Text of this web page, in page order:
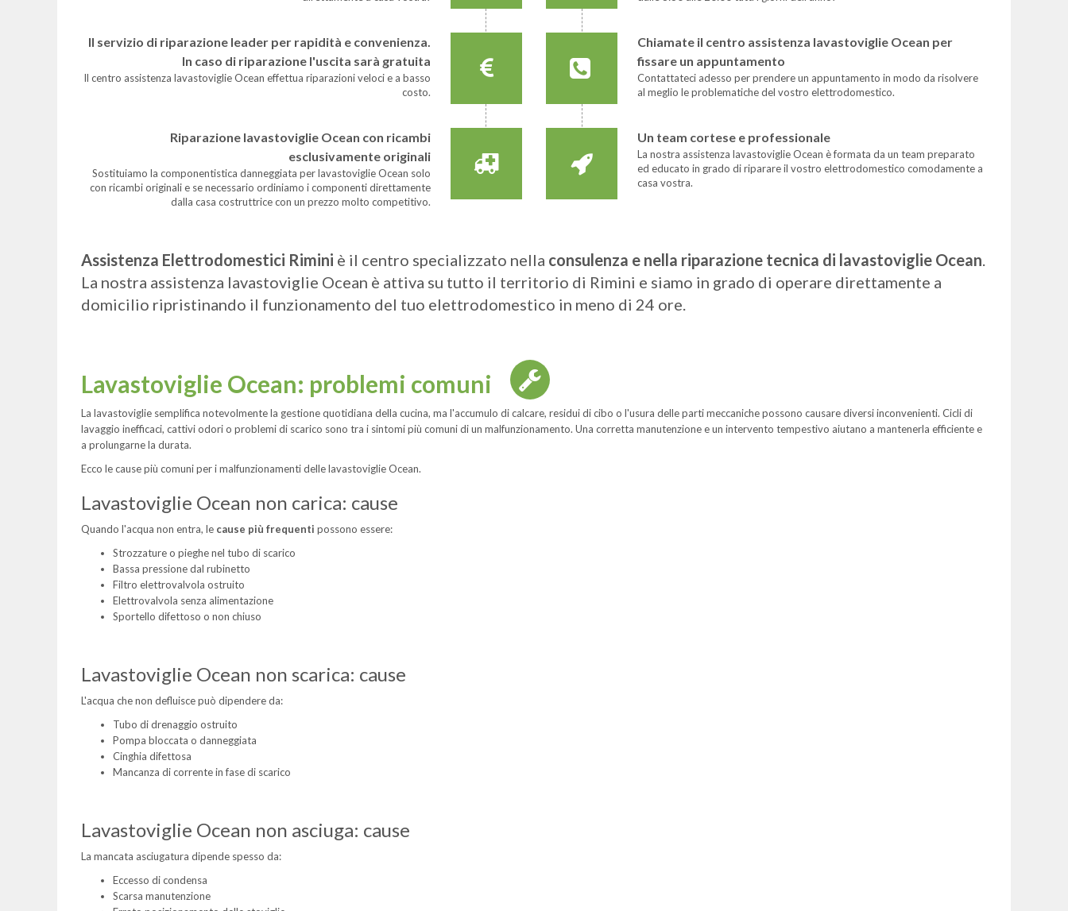
Il servizio di riparazione leader per rapidità e convenienza.
In caso di riparazione l'uscita sarà gratuita
Il centro assistenza lavastoviglie Ocean effettua riparazioni veloci e a basso
costo.
Riparazione lavastoviglie Ocean con ricambi
esclusivamente originali
Sostituiamo la componentistica danneggiata per lavastoviglie Ocean solo
con ricambi originali e se necessario ordiniamo i componenti direttamente
dalla casa costruttrice con un prezzo molto competitivo.
Chiamate il centro assistenza lavastoviglie Ocean per
fissare un appuntamento
Contattateci adesso per prendere un appuntamento in modo da risolvere
al meglio le problematiche del vostro elettrodomestico.
Un team cortese e professionale
La nostra assistenza lavastoviglie Ocean è formata da un team preparato
ed educato in grado di riparare il vostro elettrodomestico comodamente a
casa vostra.
Assistenza Elettrodomestici Rimini è il centro specializzato nella consulenza e nella riparazione tecnica di lavastoviglie Ocean
La nostra assistenza lavastoviglie Ocean è attiva su tutto il territorio di Rimini e siamo in grado di operare direttamente a
domicilio ripristinando il funzionamento del tuo elettrodomestico in meno di 24 ore.
Lavastoviglie Ocean: problemi comuni
La lavastoviglie semplifica notevolmente la gestione quotidiana della cucina, ma l'accumulo di calcare, residui di cibo o l'usura delle parti meccaniche possono causare diversi inconvenienti. Cicli di
lavaggio inefficaci, cattivi odori o problemi di scarico sono tra i sintomi più comuni di un malfunzionamento. Una corretta manutenzione e un intervento tempestivo aiutano a mantenerla efficiente e
a prolungarne la durata.
Ecco le cause più comuni per i malfunzionamenti delle lavastoviglie Ocean.
Lavastoviglie Ocean non carica: cause
Quando l'acqua non entra, le cause più frequenti possono essere:
Strozzature o pieghe nel tubo di scarico
Bassa pressione dal rubinetto
Filtro elettrovalvola ostruito
Elettrovalvola senza alimentazione
Sportello difettoso o non chiuso
Lavastoviglie Ocean non scarica: cause
L'acqua che non defluisce può dipendere da:
Tubo di drenaggio ostruito
Pompa bloccata o danneggiata
Cinghia difettosa
Mancanza di corrente in fase di scarico
Lavastoviglie Ocean non asciuga: cause
La mancata asciugatura dipende spesso da:
Eccesso di condensa
Scarsa manutenzione